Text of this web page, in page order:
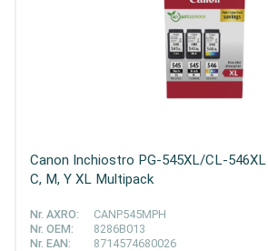
Canon Inchiostro PG-545XL/CL-
C, M, Y XL Multipack
Nr. AXRO:
CANP545MPH
Nr. OEM:
8286B013
Nr. EAN:
8714574680026